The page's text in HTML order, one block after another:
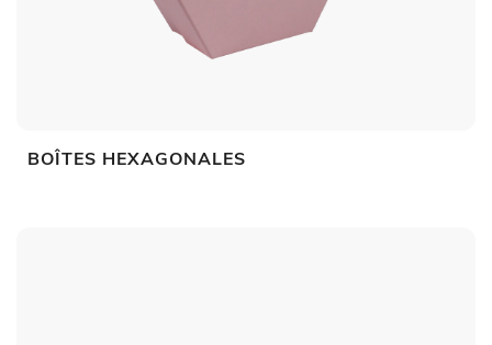
BOÎTES HEXAGONALES